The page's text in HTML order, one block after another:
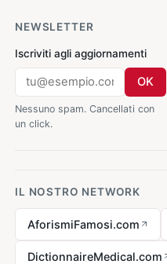
NEWSLETTER
Iscriviti agli aggiornamenti
OK
Nessuno spam. Cancellati con
un click.
IL NOSTRO NETWORK
AforismiFamosi.com
DictionnaireMedical.com